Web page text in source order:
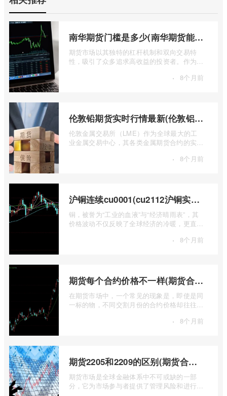
南华期货门槛是多少(南华期货能做国际期货吗)
期货市场以其独特的杠杆机制和双向交易特
性，吸引了众多追求高收益的投资者。作为中
· 8个月前
伦敦铅期货实时行情最新(伦敦铝锡期货实时行情)
伦敦金属交易所（LME）作为全球最大的工
业金属交易中心，其各类金属期货合约的实时
· 8个月前
沪铜连续cu0001(cu2112沪铜实时行情)
铜，被誉为“工业的血液”与“经济晴雨表”，其
价格波动不仅反映了全球经济的冷暖，更直接
· 8个月前
期货每个合约价格不一样(期货合约之间的价格差)
在期货市场中，一个常见的现象是，即使是同
一标的物，不同交割月份的合约价格却往往不
· 8个月前
期货2205和2209的区别(期货合约2205什么意思)
期货市场是全球金融体系中不可或缺的一部
分，它为市场参与者提供了管理风险和进行价